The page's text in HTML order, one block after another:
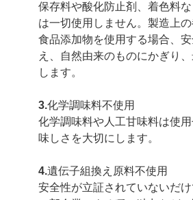
保存料や酸化防止剤、着色料
は一切使用しません。製造上
食品添加物を使用する場合、
え、自然由来のものにかぎり
します。
3.化学調味料不使用
化学調味料や人工甘味料は使
味しさを大切にします。
4.遺伝子組換え原料不使用
安全性が立証されていないだ